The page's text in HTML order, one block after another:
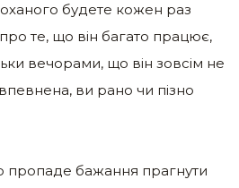
будете кожен раз
те, що він багато працює,
вечорами, що він зовсім не
ви рано чи пізно
бажання прагнути